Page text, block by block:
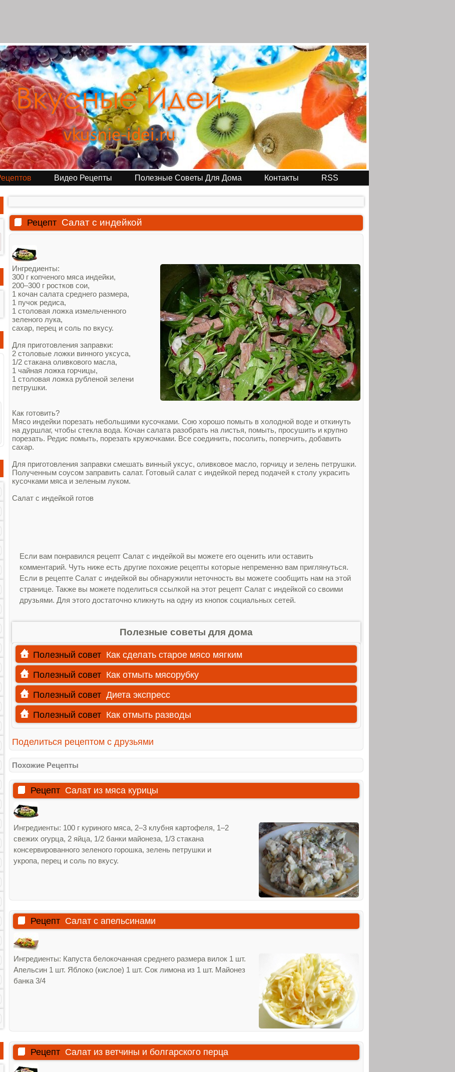
Видео Рецепты Полезные Советы Для Дома Контакты RSS
Рецепт Салат с индейкой
Ингредиенты:
300 г копченого мяса индейки,
200–300 г ростков сои,
1 кочан салата среднего размера,
1 пучок редиса,
1 столовая ложка измельченного
зеленого лука,
сахар, перец и соль по вкусу.
Для приготовления заправки:
2 столовые ложки винного уксуса,
1/2 стакана оливкового масла,
1 чайная ложка горчицы,
1 столовая ложка рубленой зелени
петрушки.
Как готовить?
Мясо индейки порезать небольшими кусочками. Сою хорошо помыть в холодной воде и откинуть
на дуршлаг, чтобы стекла вода. Кочан салата разобрать на листья, помыть, просушить и крупно
порезать. Редис помыть, порезать кружочками. Все соединить, посолить, поперчить, добавить
сахар.
Для приготовления заправки смешать винный уксус, оливковое масло, горчицу и зелень петрушки.
Полученным соусом заправить салат. Готовый салат с индейкой перед подачей к столу украсить
кусочками мяса и зеленым луком.
Салат с индейкой готов
Если вам понравился рецепт Салат с индейкой вы можете его оценить или оставить
комментарий. Чуть ниже есть другие похожие рецепты которые непременно вам приглянуться.
Если в рецепте Салат с индейкой вы обнаружили неточность вы можете сообщить нам на этой
странице. Также вы можете поделиться ссылкой на этот рецепт Салат с индейкой со своими
друзьями. Для этого достаточно кликнуть на одну из кнопок социальных сетей.
Полезные советы для дома
Полезный совет Как сделать старое мясо мягким
Полезный совет Как отмыть мясорубку
Полезный совет Диета экспресс
Полезный совет Как отмыть разводы
Поделиться рецептом с друзьями
Похожие Рецепты
Рецепт Салат из мяса курицы
Ингредиенты: 100 г куриного мяса, 2–3 клубня картофеля, 1–2
свежих огурца, 2 яйца, 1/2 банки майонеза, 1/3 стакана
консервированного зеленого горошка, зелень петрушки и
укропа, перец и соль по вкусу.
Рецепт Салат с апельсинами
Ингредиенты: Капуста белокочанная среднего размера вилок 1 шт.
Апельсин 1 шт. Яблоко (кислое) 1 шт. Сок лимона из 1 шт. Майонез
банка 3/4
Рецепт Салат из ветчины и болгарского перца